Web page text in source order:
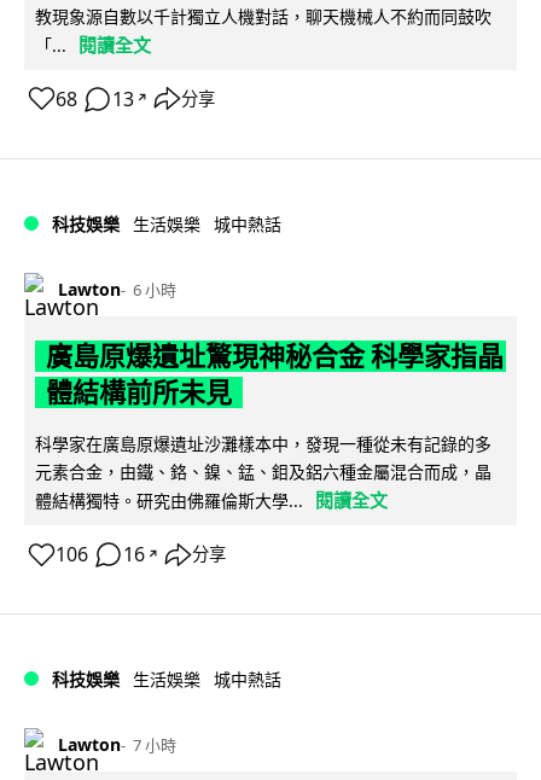
教現象源自數以千計獨立人機對話，聊天機械人不約而同鼓吹
「...
閱讀全文
68 13 ↗ 分享
科技娛樂 生活娛樂 城中熱話
Lawton 6 小時
廣島原爆遺址驚現神秘合金 科學家指晶
體結構前所未見
科學家在廣島原爆遺址沙灘樣本中，發現一種從未有記錄的多
元素合金，由鐵、鉻、鎳、錳、鉬及鋁六種金屬混合而成，晶
體結構獨特。研究由佛羅倫斯大學...
閱讀全文
106 16 ↗ 分享
科技娛樂 生活娛樂 城中熱話
Lawton 7 小時